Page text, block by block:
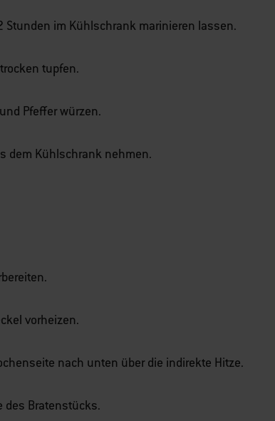
im Kühlschrank marinieren lassen.
tupfen.
Pfeffer würzen.
dem Kühlschrank nehmen.
vorheizen.
nach unten über die indirekte Hitze.
des Bratenstücks.